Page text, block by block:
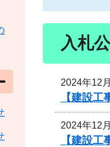
入札
2024年12
【建設
2024年12
【建設